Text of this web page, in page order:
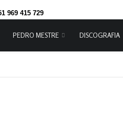
969 415 729
PEDRO MESTRE DISCOGRAFIA